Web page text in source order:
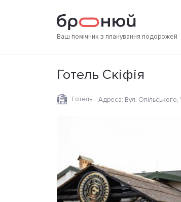
Ваш помічник з планування подорожей
Фотографії Зручності
Готель Скіфія
Готель Адреса: Вул. Опільського,